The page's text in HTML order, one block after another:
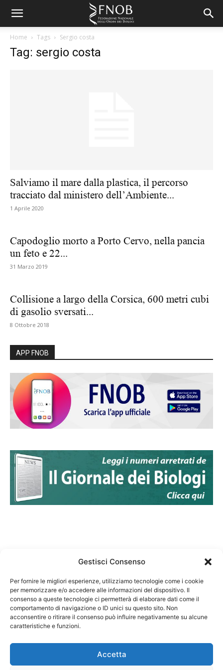
Gestisci Consenso
Per fornire le migliori esperienze, utilizziamo tecnologie come i cookie
per memorizzare e/o accedere alle informazioni del dispositivo. Il
consenso a queste tecnologie ci permetterà di elaborare dati come il
comportamento di navigazione o ID unici su questo sito. Non
acconsentire o ritirare il consenso può influire negativamente su alcune
caratteristiche e funzioni.
Accetta
Home Tags Sergio costa
Tag: sergio costa
Salviamo il mare dalla plastica, il percorso
tracciato dal ministero dell’Ambiente...
1 Aprile 2020
Capodoglio morto a Porto Cervo, nella pancia
un feto e 22...
31 Marzo 2019
Collisione a largo della Corsica, 600 metri cubi
di gasolio sversati...
8 Ottobre 2018
APP FNOB
Federazione Nazionale Degli Ordini dei Biologi:
codice fiscale 80069130583
Responsabile sito internet www.fnob.it: Vincenzo